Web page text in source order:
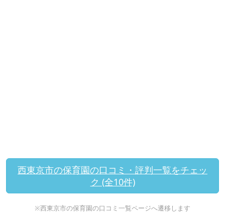
西東京市の保育園の口コミ・評判一覧をチェッ
ク (全10件)
※西東京市の保育園の口コミ一覧ページへ遷移します